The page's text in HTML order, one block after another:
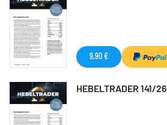
9,90 €
HEBELTRADER 141/26